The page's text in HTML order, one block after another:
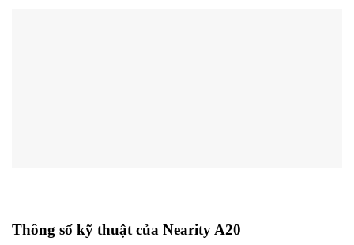
Thông số kỹ thuật của Nearity A20